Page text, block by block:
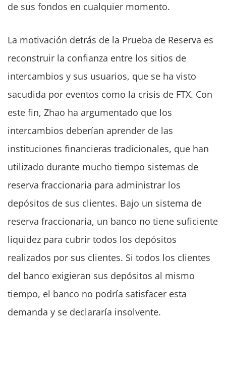
de sus fondos en cualquier momento.
La motivación detrás de la Prueba de Reserva es
reconstruir la confianza entre los sitios de
intercambios y sus usuarios, que se ha visto
sacudida por eventos como la crisis de FTX. Con
este fin, Zhao ha argumentado que los
intercambios deberían aprender de las
instituciones financieras tradicionales, que han
utilizado durante mucho tiempo sistemas de
reserva fraccionaria para administrar los
depósitos de sus clientes. Bajo un sistema de
reserva fraccionaria, un banco no tiene suficiente
liquidez para cubrir todos los depósitos
realizados por sus clientes. Si todos los clientes
del banco exigieran sus depósitos al mismo
tiempo, el banco no podría satisfacer esta
demanda y se declararía insolvente.